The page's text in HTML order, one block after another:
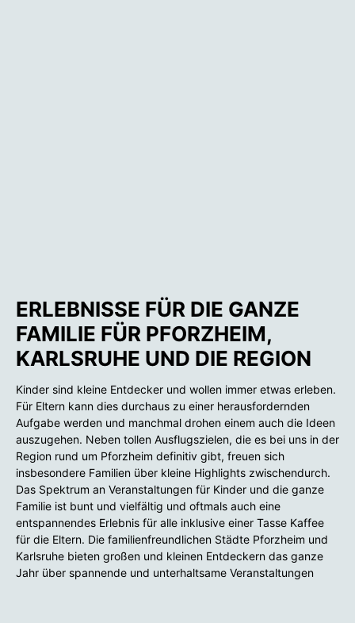
ERLEBNISSE FÜR DIE GANZE
FAMILIE FÜR PFORZHEIM,
KARLSRUHE UND DIE REGION
Kinder sind kleine Entdecker und wollen immer etwas erleben.
Für Eltern kann dies durchaus zu einer herausfordernden
Aufgabe werden und manchmal drohen einem auch die Ideen
auszugehen. Neben tollen Ausflugszielen, die es bei uns in der
Region rund um Pforzheim definitiv gibt, freuen sich
insbesondere Familien über kleine Highlights zwischendurch.
Das Spektrum an Veranstaltungen für Kinder und die ganze
Familie ist bunt und vielfältig und oftmals auch eine
entspannendes Erlebnis für alle inklusive einer Tasse Kaffee
für die Eltern. Die familienfreundlichen Städte Pforzheim und
Karlsruhe bieten großen und kleinen Entdeckern das ganze
Jahr über spannende und unterhaltsame Veranstaltungen